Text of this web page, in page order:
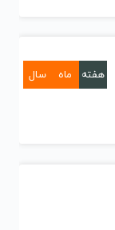
هفته ماه سال